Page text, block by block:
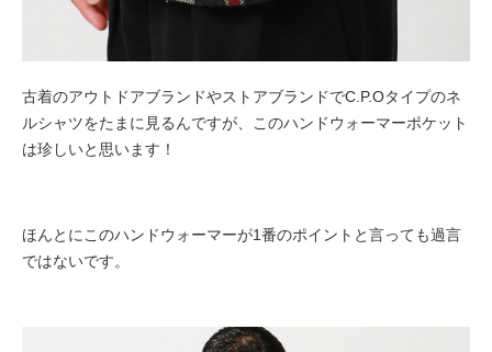
古着のアウトドアブランドやストアブランドでC.P.Oタイプのネ
ルシャツをたまに見るんですが、このハンドウォーマーポケット
は珍しいと思います！
ほんとにこのハンドウォーマーが1番のポイントと言っても過言
ではないです。